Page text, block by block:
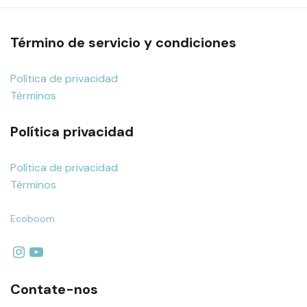
Término de servicio y condiciones
Política de privacidad
Términos
Política privacidad
Política de privacidad
Términos
Ecoboom
Contate-nos